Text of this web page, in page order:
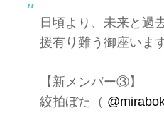
日頃より、未来と過
援有り難う御座いま
【新メンバー③】
絞拍ぼた（